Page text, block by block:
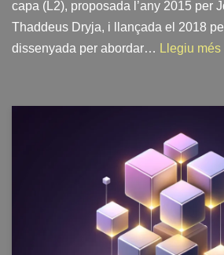
capa (L2), proposada l’any 2015 per
Thaddeus Dryja, i llançada el 2018
dissenyada per abordar… Llegiu més